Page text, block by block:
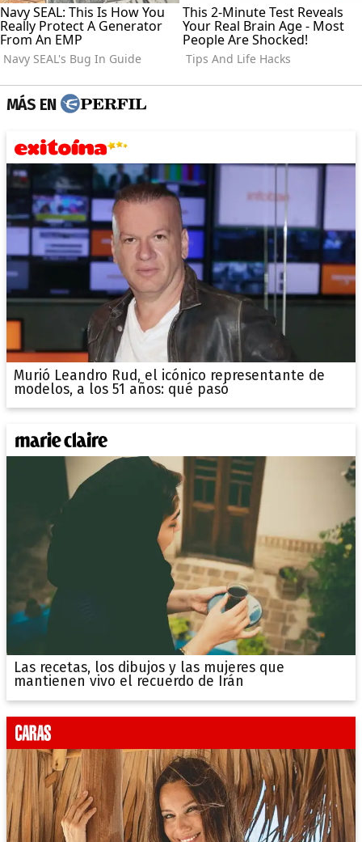
MÁS EN
Murió Leandro Rud, el icónico representante de
modelos, a los 51 años: qué pasó
Las recetas, los dibujos y las mujeres que
mantienen vivo el recuerdo de Irán